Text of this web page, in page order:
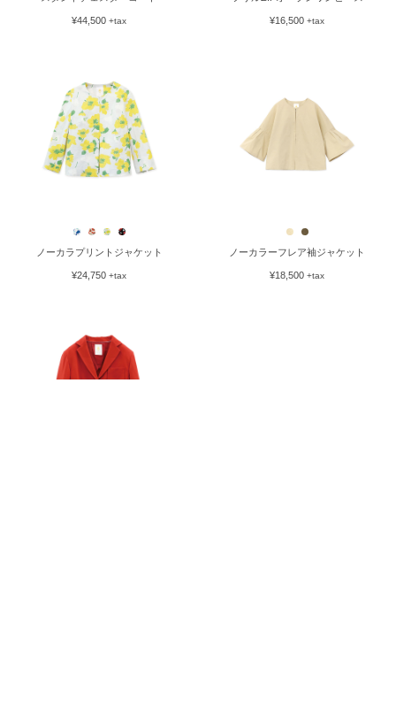
スタンドチェスターコート
¥44,500 +tax
フリルZIPオープンワンピース
¥16,500+tax